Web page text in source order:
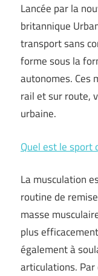
Lancée par la
britannique
transport sans
forme sous la
autonomes. Ces
rail et sur route,
urbaine.
Quel est le sport
La musculation
routine de
masse
plus
également à
articulations. Par